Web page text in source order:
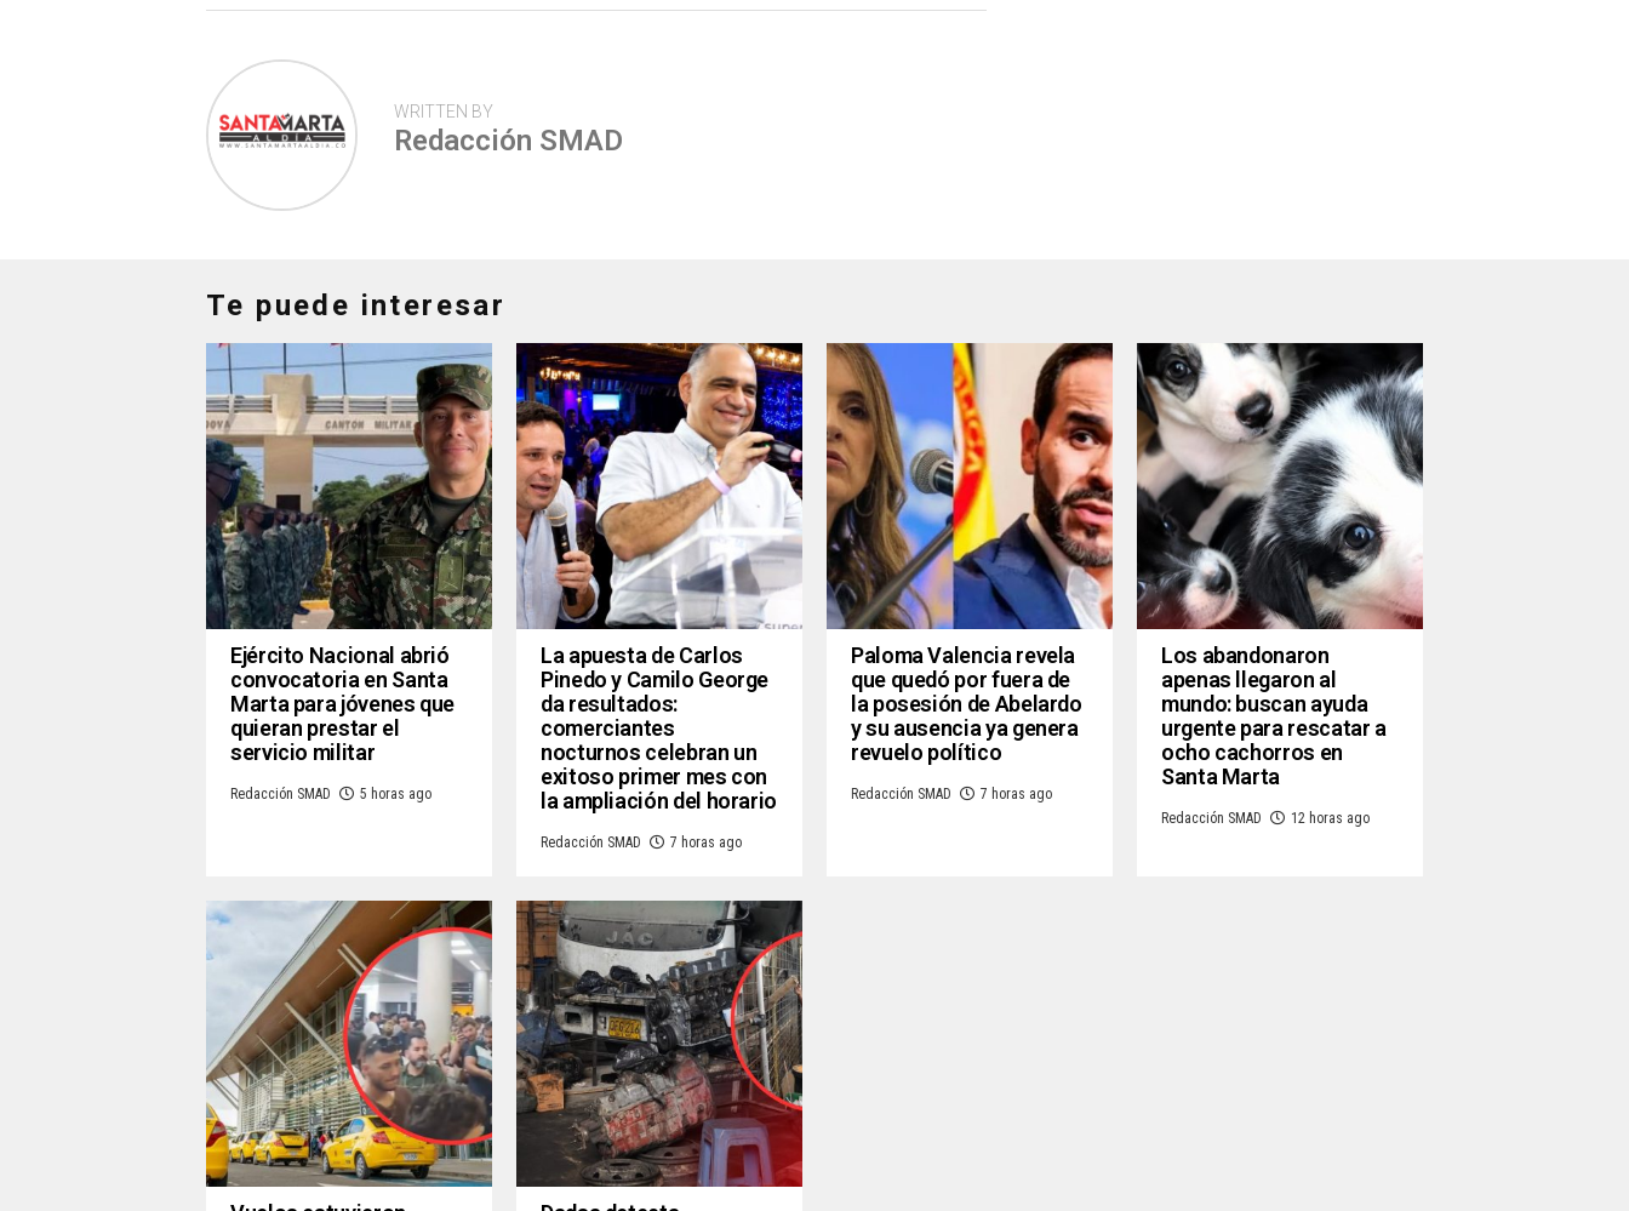
WRITTEN BY
Redacción SMAD
Te puede interesar
Ejército Nacional abrió
convocatoria en Santa
Marta para jóvenes que
quieran prestar el
servicio militar
Redacción SMAD 5 horas ago
La apuesta de Carlos
Pinedo y Camilo George
da resultados:
comerciantes
nocturnos celebran un
exitoso primer mes con
la ampliación del horario
Redacción SMAD 7 horas ago
Paloma Valencia revela
que quedó por fuera de
la posesión de Abelardo
y su ausencia ya genera
revuelo político
Redacción SMAD 7 horas ago
Los abandonaron
apenas llegaron al
mundo: buscan ayuda
urgente para rescatar a
ocho cachorros en
Santa Marta
Redacción SMAD 12 horas ago